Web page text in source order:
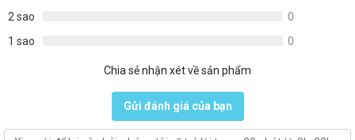
2 sao
0
1 sao
0
Chia sẻ nhận xét về sản phẩm
Gửi đánh giá của bạn